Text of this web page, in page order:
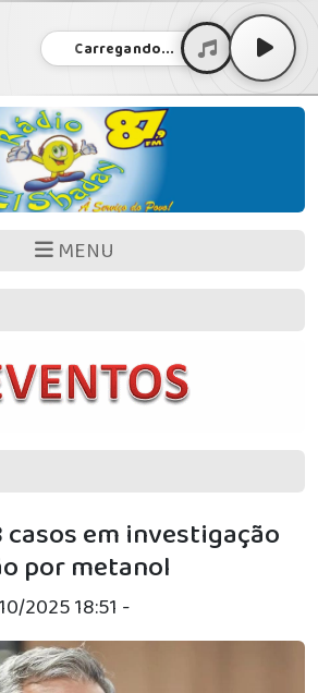
Carregando...
MENU
em investigação
por metanol
2025 18:51 -